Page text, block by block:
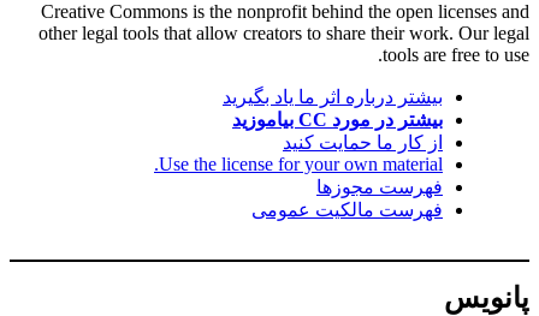
Creative Commons is the nonprofit behind the open licenses and
other legal tools that allow creators to share their work. Our legal
tools are free to use.
بیشتر درباره اثر ما یاد بگیرید
بیشتر در مورد CC بیاموزید
از کار ما حمایت کنید
Use the license for your own material.
فهرست مجوزها
فهرست مالکیت عمومی
پانویس